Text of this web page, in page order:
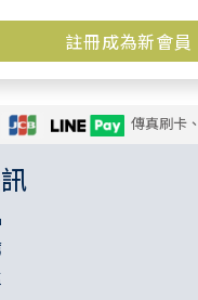
傳真刷卡